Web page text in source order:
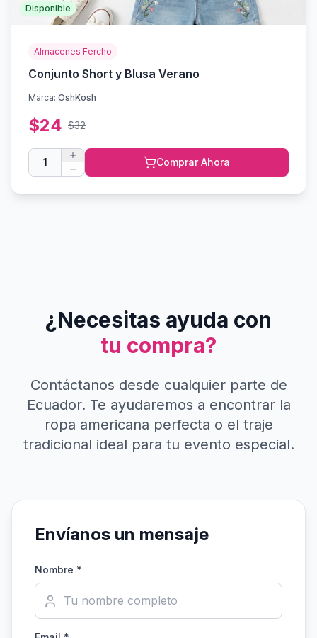
Disponible
Almacenes Fercho
Conjunto Short y Blusa Verano
Marca: OshKosh
$24 $32
1 Comprar Ahora
¿Necesitas ayuda con
tu compra?
Contáctanos desde cualquier parte de
Ecuador. Te ayudaremos a encontrar la
ropa americana perfecta o el traje
tradicional ideal para tu evento especial.
Envíanos un mensaje
Nombre *